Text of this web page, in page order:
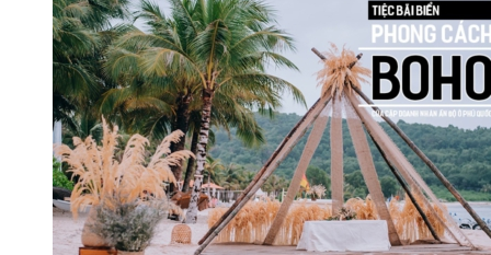
đám
cưới
xa
hoa
của